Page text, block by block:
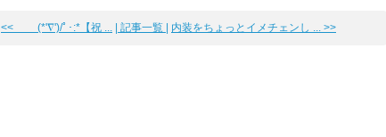
<< (*'∇')/ﾟ･:*【祝 ... | 記事一覧 | 内装をちょっとイメチェンし ... >>